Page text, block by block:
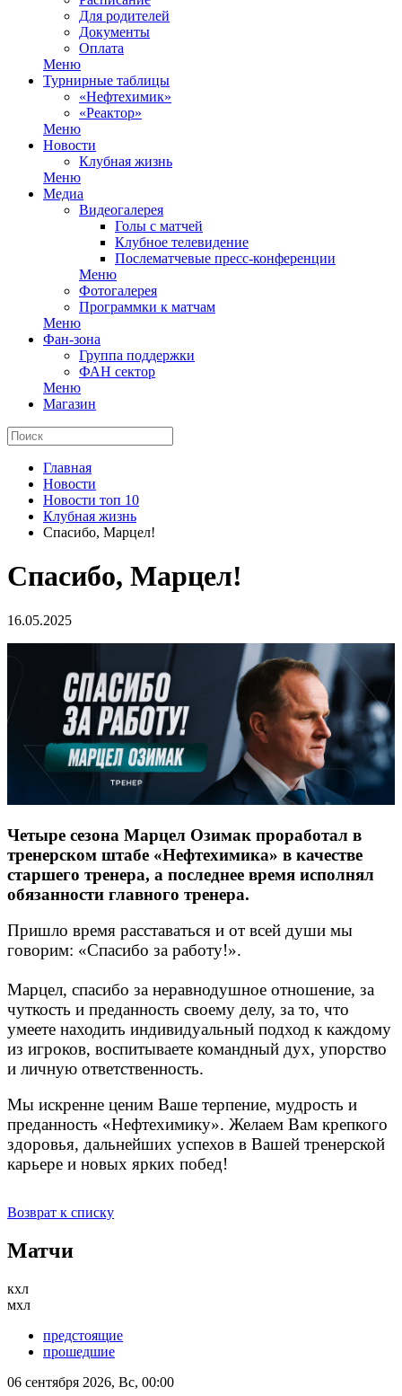
Для родителей
Документы
Оплата
Меню
Турнирные таблицы
«Нефтехимик»
«Реактор»
Меню
Новости
Клубная жизнь
Меню
Медиа
Видеогалерея
Голы с матчей
Клубное телевидение
Послематчевые пресс-конференции
Меню
Фотогалерея
Программки к матчам
Меню
Фан-зона
Группа поддержки
ФАН сектор
Меню
Магазин
Главная
Новости
Новости топ 10
Клубная жизнь
Спасибо, Марцел!
Спасибо, Марцел!
16.05.2025
Четыре сезона Марцел Озимак проработал в
тренерском штабе «Нефтехимика» в качестве
старшего тренера, а последнее время исполнял
обязанности главного тренера.
Пришло время расставаться и от всей души мы
говорим: «Спасибо за работу!».
Марцел, спасибо за неравнодушное отношение, за
чуткость и преданность своему делу, за то, что
умеете находить индивидуальный подход к каждому
из игроков, воспитываете командный дух, упорство
и личную ответственность.
Мы искренне ценим Ваше терпение, мудрость и
преданность «Нефтехимику». Желаем Вам крепкого
здоровья, дальнейших успехов в Вашей тренерской
карьере и новых ярких побед!
Возврат к списку
Матчи
кхл
мхл
предстоящие
прошедшие
06 сентября 2026, Вс, 00:00